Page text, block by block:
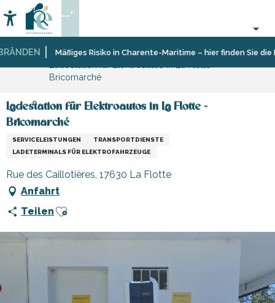
au
contenu
principal
Mäßiges Risiko in Charente-Maritime – hier finden Sie die
Accessibilité
Suche
--°
Startseite
Sich
GeschäfteGeschäfte
Bricomarché
Ladestation für Elektroautos in La Flotte -
Bricomarché
SERVICELEISTUNGEN
TRANSPORTDIENSTE
LADETERMINALS FÜR ELEKTROFAHRZEUGE
Rue des Caillotières, 17630 La Flotte
Anfahrt
Teilen Ajouter aux favoris